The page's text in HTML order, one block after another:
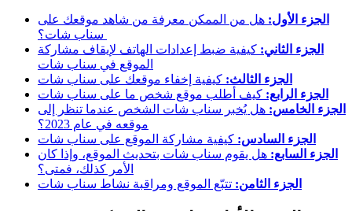
الجزء الأول: هل من الممكن معرفة من شاهد موقعك على
الجزء الثاني: كيفية ضبط إعدادات الهاتف لإيقاف مشاركة
الموقع في سناب شات
الجزء الثالث: كيفية إخفاء موقعك على سناب شات
الجزء الرابع: كيف أطلب موقع شخص ما على سناب شات
الجزء الخامس: هل يُخبر سناب شات الشخص عندما تنظر إلى
موقعه في عام 2023؟
الجزء السادس: كيفية مشاركة الموقع على سناب شات
الجزء السابع: هل يقوم سناب شات بتحديث الموقع، وإذا كان
الأمر كذلك، فمتى؟
الجزء الثامن: تتبّع الموقع ومراقبة نشاط سناب شات